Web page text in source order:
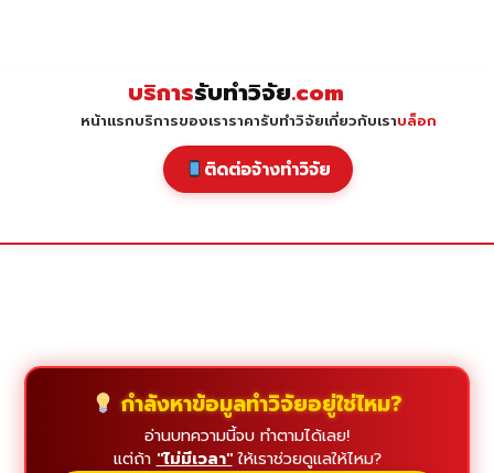
บริการรับทำวิจัย.com
หน้าแรกบริการของเราราคารับทำวิจัยเกี่ยวกับเราบล็อก
ติดต่อจ้างทำวิจัย
กำลังหาข้อมูลทำวิจัยอยู่ใช่ไหม?
อ่านบทความนี้จบ ทำตามได้เลย!
แต่ถ้า "ไม่มีเวลา"ให้เราช่วยดูแลให้ไหม?